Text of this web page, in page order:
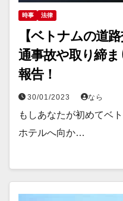
時事 法律
【ベトナムの道
通事故や取り締
報告！
30/01/2023 なら
もしあなたが初めてベ
ホテルへ向か…